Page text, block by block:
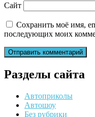
Сайт
Сохранить моё имя,
последующих моих
Разделы сайта
Автоприколы
Автошоу
Без рубрики